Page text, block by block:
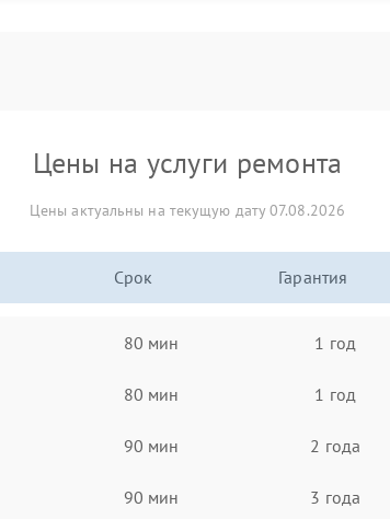
Цены на услуги ремонта
Цены актуальны на текущую дату 07.08.2026
Срок Гарантия
80 мин 1 год
80 мин 1 год
90 мин 2 года
90 мин 3 года